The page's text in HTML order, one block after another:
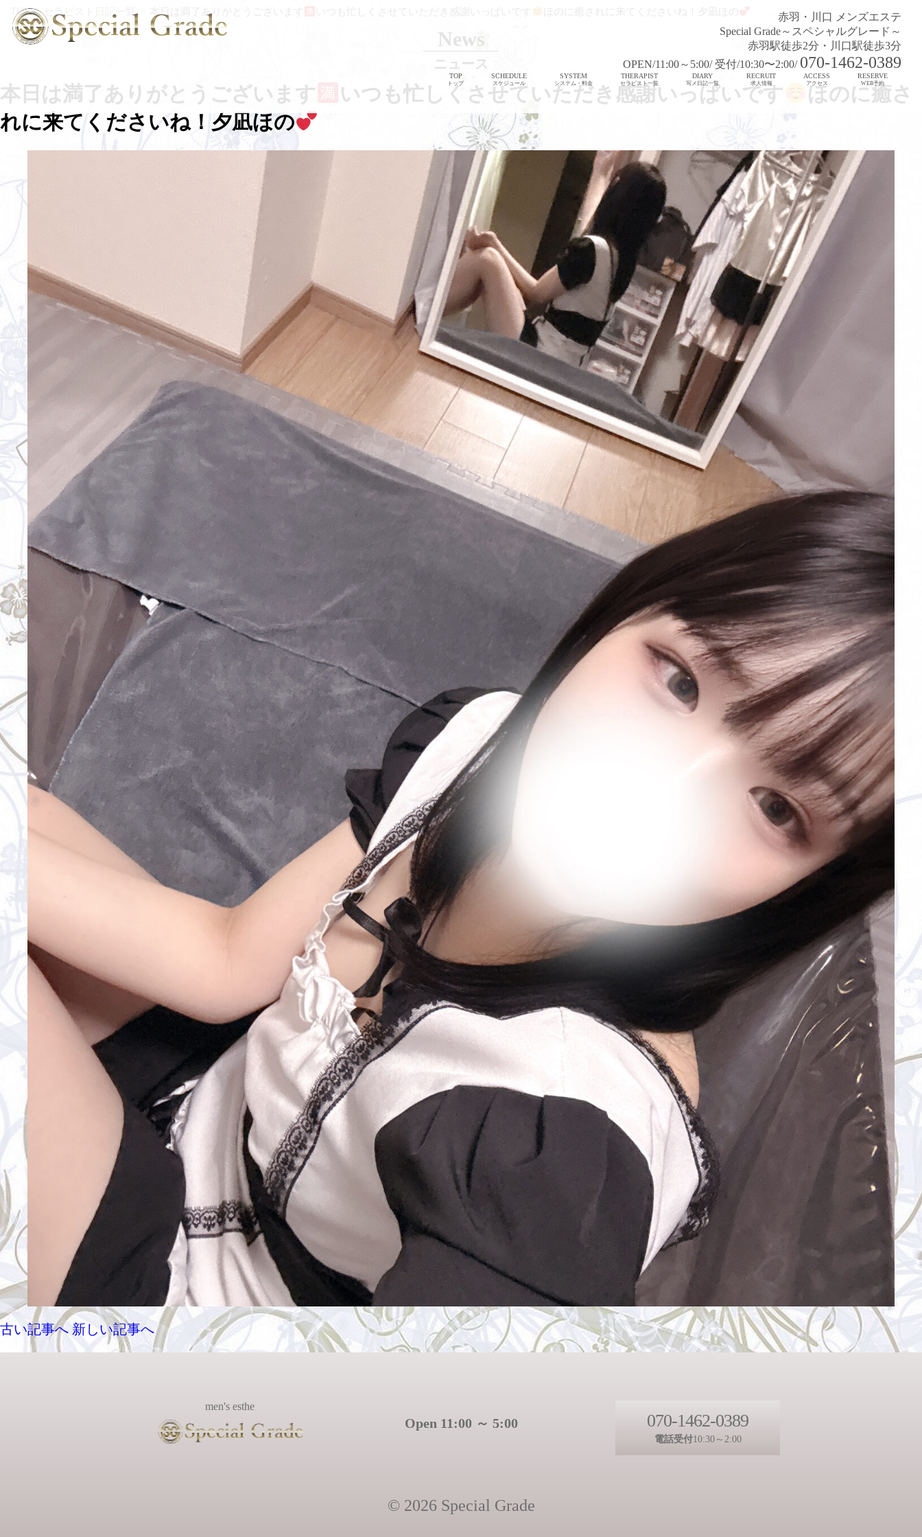
赤羽・川口 メンズエステ
Special Grade～スペシャルグレード～
赤羽駅徒歩2分・川口駅徒歩3分
OPEN/11:00～5:00/ 受付/10:30〜2:00/ 070-1462-0389
TOP
トップ
SCHEDULE
スケジュール
SYSTEM
システム・料金
THERAPIST
セラピスト一覧
DIARY
写メ日記一覧
RECRUIT
求人情報
ACCESS
アクセス
RESERVE
WEB予約
TOP セラピスト日記一覧 本日は満了ありがとうございます
News
ニュース
本日は満了ありがとうございます いつも忙しくさせていただき感謝いっぱいです
ほのに癒さ
れに来てくださいね！夕凪ほの
古い記事へ 新しい記事へ
men's esthe
Open 11:00 ～ 5:00 070-1462-0389
電話受付10:30～2:00
© 2026 Special Grade